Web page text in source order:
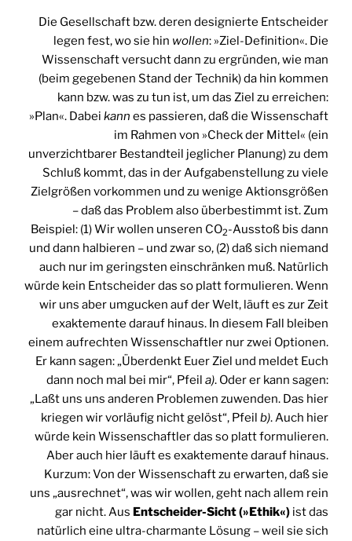
Die Gesellschaft bzw. deren designierte Entscheider
legen fest, wo sie hin wollen: »Ziel-Definition«. Die
Wissenschaft versucht dann zu ergründen, wie man
(beim gegebenen Stand der Technik) da hin kommen
kann bzw. was zu tun ist, um das Ziel zu erreichen:
»Plan«. Dabei kann es passieren, daß die Wissenschaft
im Rahmen von »Check der Mittel« (ein
unverzichtbarer Bestandteil jeglicher Planung) zu dem
Schluß kommt, das in der Aufgabenstellung zu viele
Zielgrößen vorkommen und zu wenige Aktionsgrößen
– daß das Problem also überbestimmt ist. Zum
Beispiel: (1) Wir wollen unseren CO2-Ausstoß bis dann
und dann halbieren – und zwar so, (2) daß sich niemand
auch nur im geringsten einschränken muß. Natürlich
würde kein Entscheider das so platt formulieren. Wenn
wir uns aber umgucken auf der Welt, läuft es zur Zeit
exaktemente darauf hinaus. In diesem Fall bleiben
einem aufrechten Wissenschaftler nur zwei Optionen.
Er kann sagen: „Überdenkt Euer Ziel und meldet Euch
dann noch mal bei mir“, Pfeil a). Oder er kann sagen:
„Laßt uns uns anderen Problemen zuwenden. Das hier
kriegen wir vorläufig nicht gelöst“, Pfeil b). Auch hier
würde kein Wissenschaftler das so platt formulieren.
Aber auch hier läuft es exaktemente darauf hinaus.
Kurzum: Von der Wissenschaft zu erwarten, daß sie
uns „ausrechnet“, was wir wollen, geht nach allem rein
gar nicht. Aus Entscheider-Sicht (»Ethik«) ist das
natürlich eine ultra-charmante Lösung – weil sie sich